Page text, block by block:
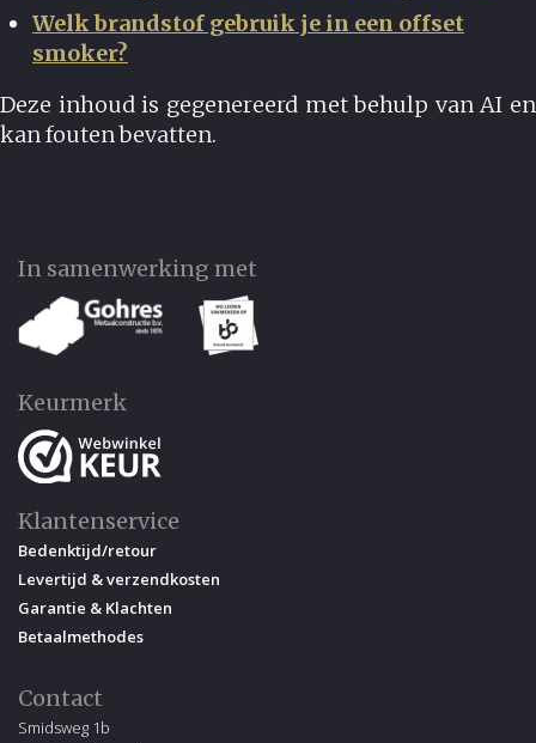
Welk brandstof gebruik je in een offset
smoker?
Deze inhoud is gegenereerd met behulp van AI en
kan fouten bevatten.
In samenwerking met
Keurmerk
Klantenservice
Bedenktijd/retour
Levertijd & verzendkosten
Garantie & Klachten
Betaalmethodes
Contact
Smidsweg 1b